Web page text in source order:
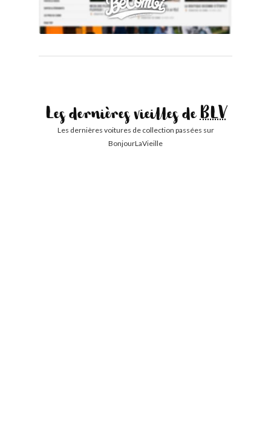
Les dernières vieilles deBLV
Les dernières voitures de collection passées sur
BonjourLaVieille